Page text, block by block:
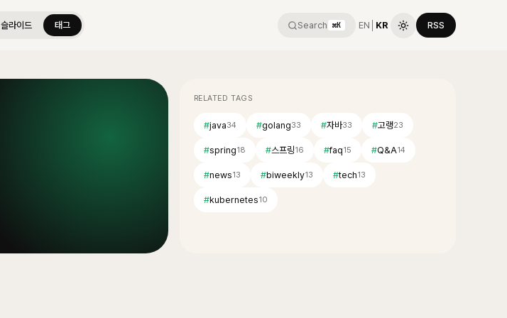
슬라이드 태그 Search ⌘K EN KR RSS
RELATED TAGS
#java34 #golang33 #자바33 #고랭23
#spring18 #스프링16 #faq15 #Q&A14
#news13 #biweekly13 #tech13
#kubernetes10